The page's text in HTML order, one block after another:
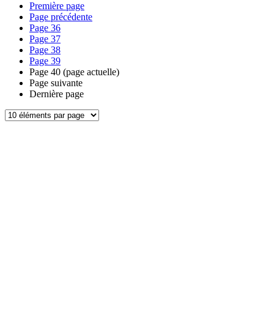
Première page
Page précédente
Page 36
Page 37
Page 38
Page 39
Page 40 (page actuelle)
Page suivante
Dernière page